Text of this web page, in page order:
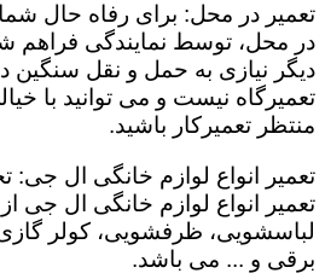
تعمیر در محل: برای رفاه حال شما
در محل، توسط نمایندگی فراهم
دیگر نیازی به حمل و نقل سنگین
تعمیرگاه نیست و می توانید با
منتظر تعمیرکار باشید.
تعمیر انواع لوازم خانگی ال جی:
تعمیر انواع لوازم خانگی ال جی
لباسشویی، ظرفشویی، کولر
برقی و ... می باشد.